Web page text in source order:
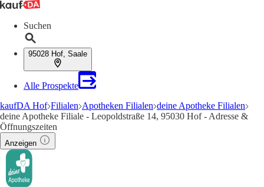
Suchen
95028 Hof, Saale
Alle Prospekte
kaufDA Hof Filialen Apotheken Filialen deine Apotheke Filialen
deine Apotheke Filiale - Leopoldstraße 14, 95030 Hof - Adresse &
Öffnungszeiten
Anzeigen